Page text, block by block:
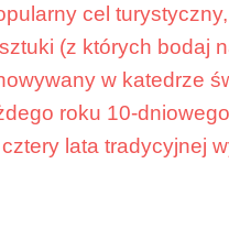
cel
(z których bodaj
w katedrze
roku 10-
lata tradycyjnej